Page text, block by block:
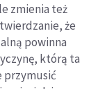
zmienia też
że
powinna
którą ta
przymusić